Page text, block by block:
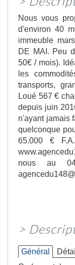
Nous vous
d'environ 40
immeuble
DE MAI. Peu
50€ / mois).
les
transports,
Loué 567 €
depuis juin
n'ayant jamais
quelconque
65.000 €
nous au
>
Général